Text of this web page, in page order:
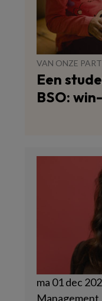
VAN ONZE
Een
BSO:
ma 01 dec
Management